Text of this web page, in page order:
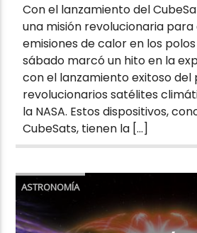
Con el lanzamiento del
una misión revolucionaria para
emisiones de calor en los
sábado marcó un hito en la
con el lanzamiento exitoso del
revolucionarios satélites
la NASA. Estos dispositivos,
CubeSats, tienen la […]
ASTRONOMÍA